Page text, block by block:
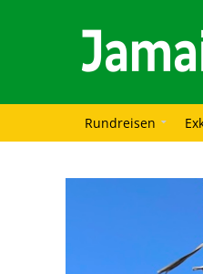
Rundreisen